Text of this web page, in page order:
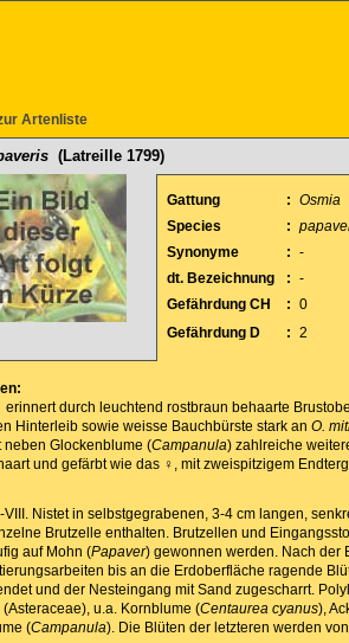
Artenliste
(Latreille 1799)
Gattung : Osmia
Species
:
Synonyme
: -
dt. Bezeichnung
: -
Gefährdung CH
: 0
Gefährdung D
: 2
erinnert durch leuchtend rostbraun behaarte
Hinterleib sowie weisse Bauchbürste stark an O.
neben Glockenblume (Campanula) zahlreiche
und gefärbt wie das ♀, mit zweispitzigem
VIII. Nistet in selbstgegrabenen, 3-4 cm langen,
Brutzelle enthalten. Brutzellen und
auf Mohn (Papaver) gewonnen werden. Nach der
bis an die Erdoberfläche ragende
und der Nesteingang mit Sand zugescharrt.
(Asteraceae), u.a. Kornblume (Centaurea cyanus),
(Campanula). Die Blüten der letzteren werden